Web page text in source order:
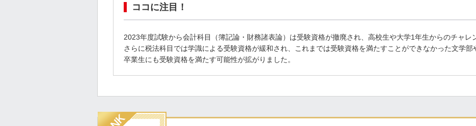
ココに注目！
2023年度試験から会計科目（簿記論・財務諸表論）は受験資格が撤廃され、高校生や大学1年生からのチャレ
さらに税法科目では学識による受験資格が緩和され、これまでは受験資格を満たすことができなかった文学部
卒業生にも受験資格を満たす可能性が拡がりました。